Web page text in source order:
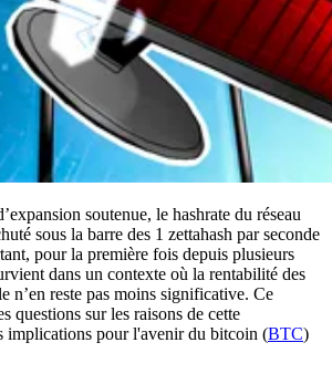
soutenue, le hashrate du réseau
sous la barre des 1 zettahash par seconde
pour la première fois depuis plusieurs
dans un contexte où la rentabilité des
n’en reste pas moins significative. Ce
questions sur les raisons de cette
implications pour l'avenir du bitcoin (BTC)